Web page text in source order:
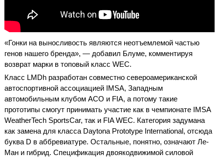
«Гонки на выносливость являются неотъемлемой частью
генов нашего бренда», — добавил Блуме, комментируя
возврат марки в топовый класс WEC.
Класс LMDh разработан совместно североамериканской
автоспортивной ассоциацией IMSA, Западным
автомобильным клубом ACO и FIA, а потому такие
прототипы смогут принимать участие как в чемпионате IMSA
WeatherTech SportsCar, так и FIA WEC. Категория задумана
как замена для класса Daytona Prototype International, отсюда
буква D в аббревиатуре. Остальные, понятно, означают Ле-
Ман и гибрид. Спецификация двоякодвижимой силовой